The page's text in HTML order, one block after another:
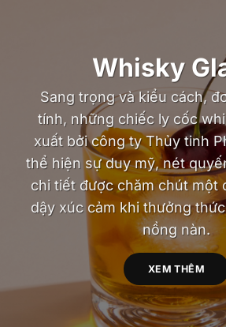
Whisky
Sang trọng và kiểu cách,
tính, những chiếc ly cốc
xuất bởi công ty Thủy tinh
thể hiện sự duy mỹ, nét
chi tiết được chăm chút một
dậy xúc cảm khi thưởng
nồng nàn.
XEM THÊM